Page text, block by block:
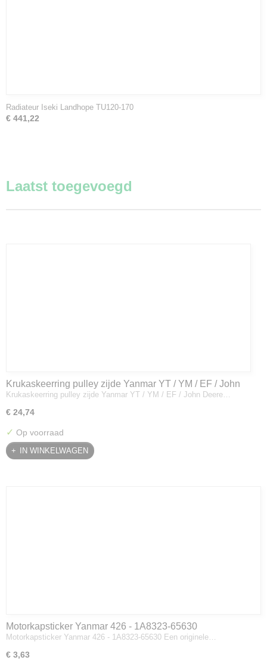
Radiateur Iseki Landhope TU120-170
€ 441,22
Laatst toegevoegd
Krukaskeerring pulley zijde Yanmar YT / YM / EF / John
Deere - 119934-01800
Krukaskeerring pulley zijde Yanmar YT / YM / EF / John Deere…
€ 24,74
✓ Op voorraad
IN WINKELWAGEN
Motorkapsticker Yanmar 426 - 1A8323-65630
Motorkapsticker Yanmar 426 - 1A8323-65630 Een originele…
€ 3,63